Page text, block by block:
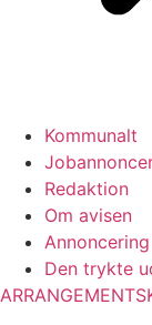
Kommunalt
Redaktion
Om avisen
Annoncering
Den trykte